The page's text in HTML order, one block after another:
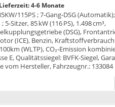
4-6 Monate
115PS ; 7-Gang-DSG (Automatik);
Sitzer, 85 kW (116 PS), 1.498 cm³,
(DSG),
(ICE), Benzin, Kraftstoffverbrauch
(WLTP), CO₂-Emission
E, Qualitätssiegel: BVFK-Siegel,
vom Hersteller, Fahrzeugnr.: 133084